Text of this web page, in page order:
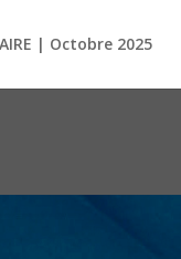
| Octobre 2025